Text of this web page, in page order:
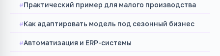
Практический пример для малого производства
Как адаптировать модель под сезонный бизнес
Автоматизация и ERP-системы